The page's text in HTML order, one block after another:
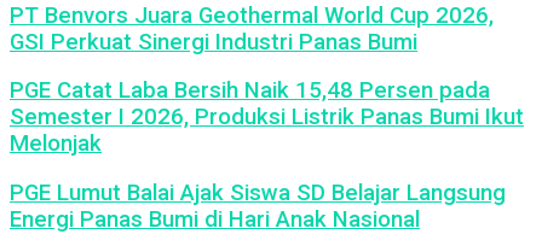
PT Benvors Juara Geothermal World Cup 2026,
GSI Perkuat Sinergi Industri Panas Bumi
PGE Catat Laba Bersih Naik 15,48 Persen pada
Semester I 2026, Produksi Listrik Panas Bumi Ikut
Melonjak
PGE Lumut Balai Ajak Siswa SD Belajar Langsung
Energi Panas Bumi di Hari Anak Nasional